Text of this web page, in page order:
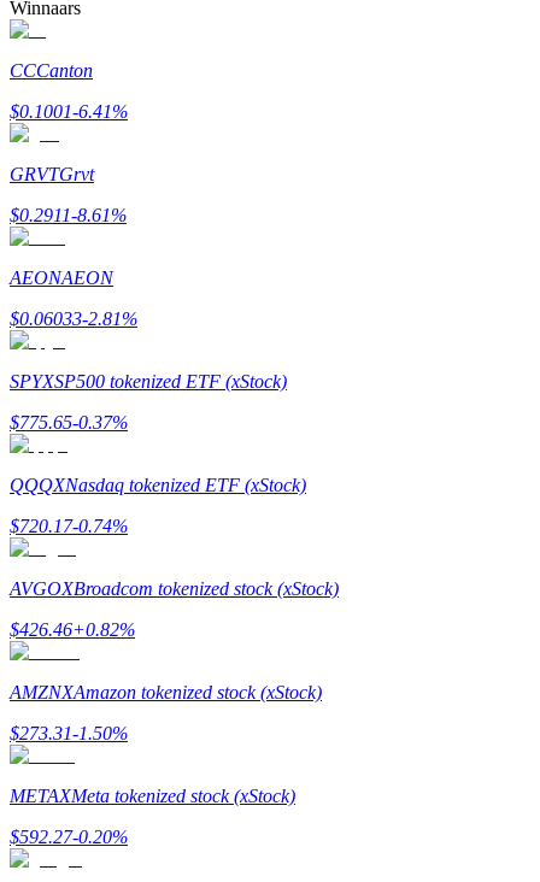
Informatie
Big data-analyse inclusief handelsinformatie, enz.
Gids
Futures-startgids
Handelsstrategieën
Leer hoe u winstgevend kunt blijven
Winnaars
CCCanton
$0.1001-6.41%
GRVTGrvt
$0.2911-8.61%
AEONAEON
$0.06033-2.81%
SPYXSP500 tokenized ETF (xStock)
$775.65-0.37%
QQQXNasdaq tokenized ETF (xStock)
$720.17-0.74%
AVGOXBroadcom tokenized stock (xStock)
$426.46+0.82%
AMZNXAmazon tokenized stock (xStock)
$273.31-1.50%
METAXMeta tokenized stock (xStock)
$592.27-0.20%